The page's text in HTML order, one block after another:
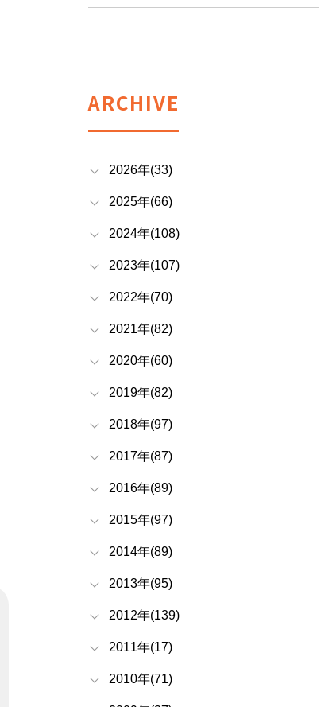
ARCHIVE
2026年(33)
2025年(66)
2024年(108)
2023年(107)
2022年(70)
2021年(82)
2020年(60)
2019年(82)
2018年(97)
2017年(87)
2016年(89)
2015年(97)
2014年(89)
2013年(95)
2012年(139)
2011年(17)
2010年(71)